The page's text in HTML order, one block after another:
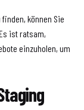
können Sie
ist ratsam,
einzuholen, um